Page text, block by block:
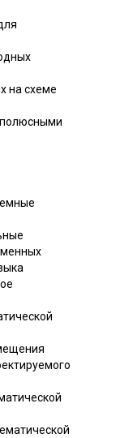
на схеме